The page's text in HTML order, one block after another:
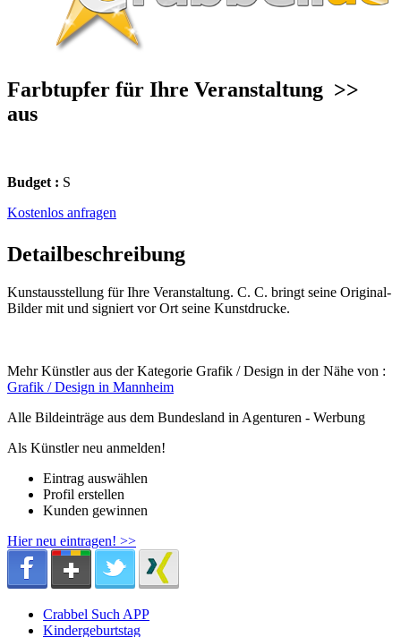
Farbtupfer für Ihre Veranstaltung >>
aus
Budget : S
Kostenlos anfragen
Detailbeschreibung
Kunstausstellung für Ihre Veranstaltung. C. C. bringt seine Original-
Bilder mit und signiert vor Ort seine Kunstdrucke.
Mehr Künstler aus der Kategorie Grafik / Design in der Nähe von :
Grafik / Design in Mannheim
Alle Bildeinträge aus dem Bundesland in Agenturen - Werbung
Als Künstler neu anmelden!
Eintrag auswählen
Profil erstellen
Kunden gewinnen
Hier neu eintragen! >>
Crabbel Such APP
Kindergeburtstag